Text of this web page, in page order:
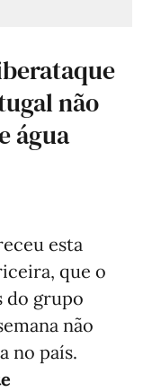
não
água
esta
que o
do grupo
não
no país.